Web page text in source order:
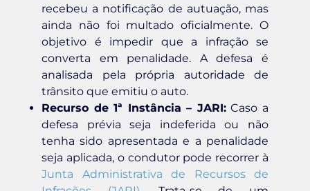
recebeu a notificação de autuação, mas
ainda não foi multado oficialmente. O
objetivo é impedir que a infração se
converta em penalidade. A defesa é
analisada pela própria autoridade de
trânsito que emitiu o auto.
Recurso de 1ª Instância – JARI:Caso a
defesa prévia seja indeferida ou não
tenha sido apresentada e a penalidade
seja aplicada, o condutor pode recorrer à
Junta Administrativa de Recursos de